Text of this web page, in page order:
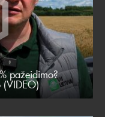
pažeidimo?